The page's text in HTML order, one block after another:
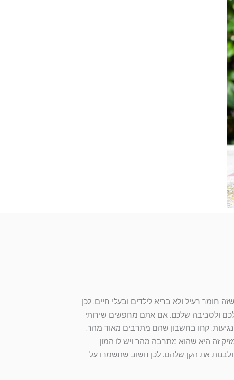
רעיל ולא בריא לילדים ובעלי חיים. לכן
ולסביבה שלכם. אם אתם מחפשים שירותי
קחו בחשבון שהם מתרבים מאוד מהר.
זה היא שהוא מתרבה מהר ויש לו המון
את הקן שלהם. לכן חשוב שתשמרו על